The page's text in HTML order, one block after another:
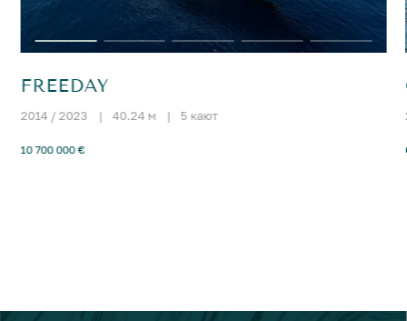
FREEDAY
2014 / 2023 | 40.24 м | 5 кают
10 700 000 €